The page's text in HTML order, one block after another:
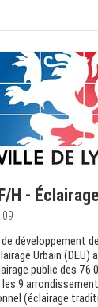
H -
09
développement
Urbain (DEU)
public des 76
les 9
(éclairage